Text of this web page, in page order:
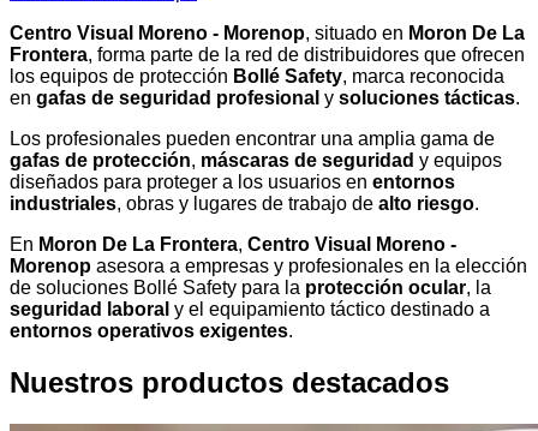
Centro Visual Moreno - Morenop, situado en Moron De La
Frontera, forma parte de la red de distribuidores que ofrecen
los equipos de protección Bollé Safety, marca reconocida
en gafas de seguridad profesional y soluciones tácticas.
Los profesionales pueden encontrar una amplia gama de
gafas de protección, máscaras de seguridad y equipos
diseñados para proteger a los usuarios en entornos
industriales, obras y lugares de trabajo de alto riesgo.
En Moron De La Frontera, Centro Visual Moreno -
Morenop asesora a empresas y profesionales en la elección
de soluciones Bollé Safety para la protección ocular, la
seguridad laboral y el equipamiento táctico destinado a
entornos operativos exigentes.
Nuestros productos destacados